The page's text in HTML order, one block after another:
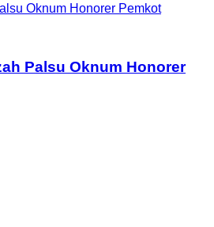
Oknum Honorer Pemkot
Palsu Oknum Honorer